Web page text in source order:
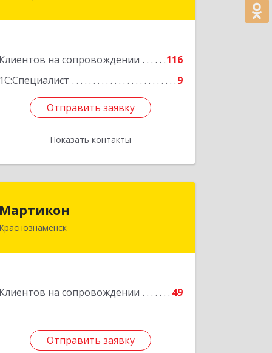
Клиентов на сопровождении
116
1С:Специалист
9
Отправить заявку
Показать контакты
Отправить заявку
Назад
Мартикон
Краснознаменск
Клиентов на сопровождении 49
Отправить заявку
143090, Московская обл,
Подробнее
Отправить заявку